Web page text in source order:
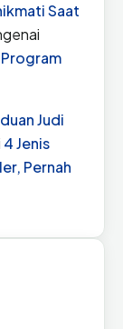
Saat
Judi
4 Jenis
Pernah